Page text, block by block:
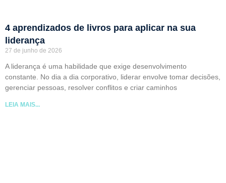
4 aprendizados de livros para aplicar na sua
liderança
27 de junho de 2026
A liderança é uma habilidade que exige desenvolvimento
constante. No dia a dia corporativo, liderar envolve tomar decisões,
gerenciar pessoas, resolver conflitos e criar caminhos
LEIA MAIS...